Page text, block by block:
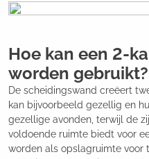
Hoe kan een 2-
worden gebruikt?
De scheidingswand creëert
kan bijvoorbeeld gezellig en
gezellige avonden, terwijl de
voldoende ruimte biedt voor
worden als opslagruimte voor